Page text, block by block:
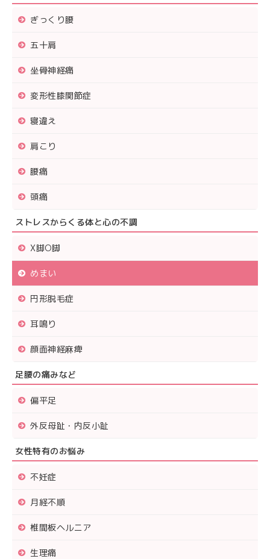
ぎっくり腰
五十肩
坐骨神経痛
変形性膝関節症
寝違え
肩こり
腰痛
頭痛
ストレスからくる体と心の不調
X脚O脚
めまい
円形脱毛症
耳鳴り
顔面神経麻痺
足腰の痛みなど
偏平足
外反母趾・内反小趾
女性特有のお悩み
不妊症
月経不順
椎間板ヘルニア
生理痛